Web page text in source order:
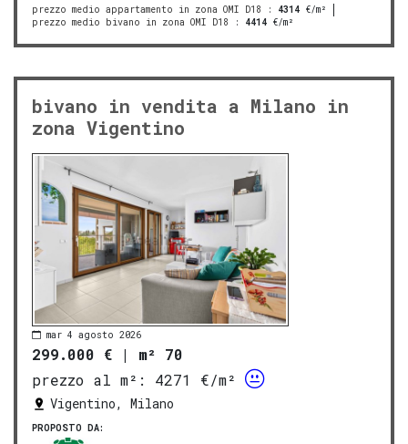
prezzo medio appartamento in zona OMI D18 : 4314 €/m²
prezzo medio bivano in zona OMI D18 : 4414 €/m²
bivano in vendita a Milano in
zona Vigentino
mar 4 agosto 2026
299.000 € | m² 70
prezzo al m²:
4271 €/m²
Vigentino, Milano
PROPOSTO DA: